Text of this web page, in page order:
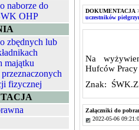
naborze do
OHP
zbędnych lub
majątku
fizycznej
DOKUMENTACJA
uczestników
Na
Hufców
Znak:
Załączniki do
2022-05-06